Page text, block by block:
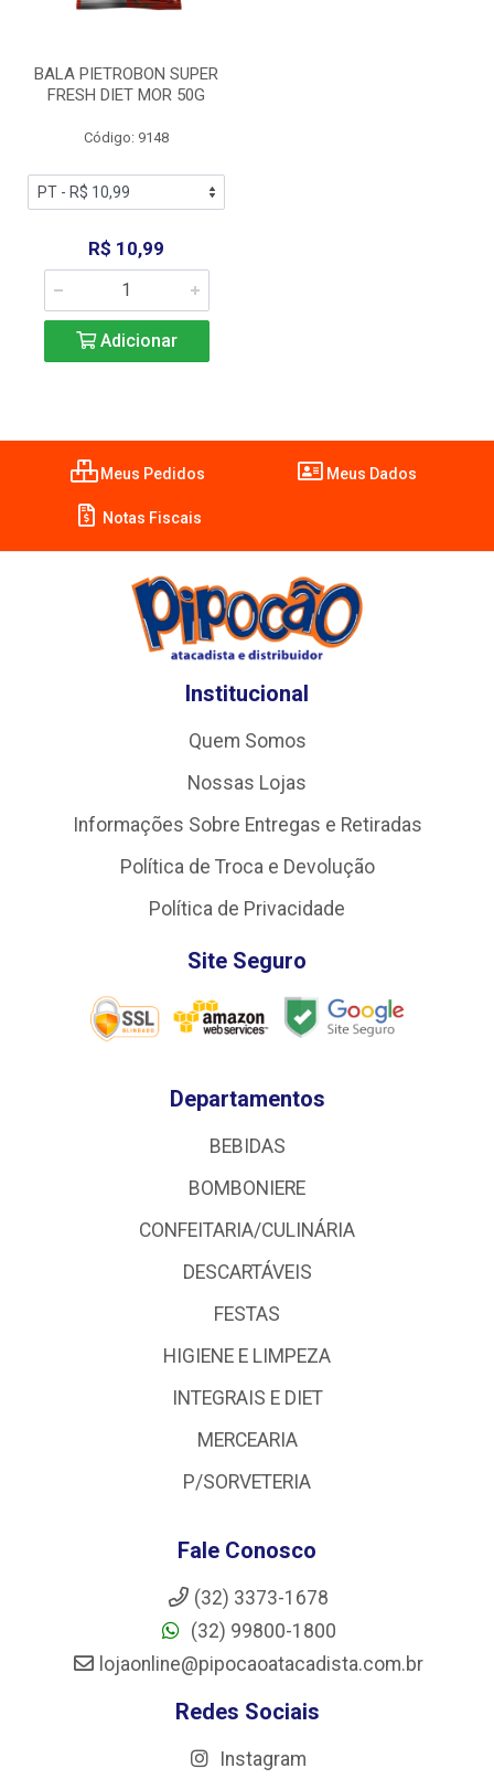
BALA PIETROBON SUPER
FRESH DIET MOR 50G
Código: 9148
R$ 10,99
Adicionar
Meus Pedidos Meus Dados
Notas Fiscais
Institucional
Quem Somos
Nossas Lojas
Informações Sobre Entregas e Retiradas
Política de Troca e Devolução
Política de Privacidade
Site Seguro
Departamentos
BEBIDAS
BOMBONIERE
CONFEITARIA/CULINÁRIA
DESCARTÁVEIS
FESTAS
HIGIENE E LIMPEZA
INTEGRAIS E DIET
MERCEARIA
P/SORVETERIA
Fale Conosco
(32) 3373-1678
(32) 99800-1800
lojaonline@pipocaoatacadista.com.br
Redes Sociais
Instagram